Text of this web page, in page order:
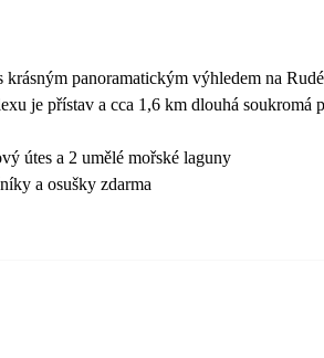
krásným panoramatickým výhledem na
je přístav a cca 1,6 km dlouhá soukromá
útes a 2 umělé mořské laguny
a osušky zdarma